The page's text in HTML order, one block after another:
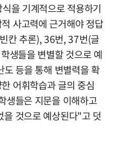
을 기계적으로 적용하기
사고력에 근거해야 정답
칸 추론), 36번, 37번(글
생들을 변별할 것으로 예
등을 통해 변별력을 확
어휘학습과 글의 중심
생들은 지문을 이해하고
것으로 예상된다"고 덧